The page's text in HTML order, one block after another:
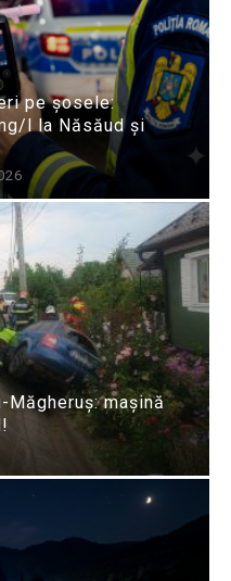
pe șosele:
l la Năsăud și
Măgheruș: mașină